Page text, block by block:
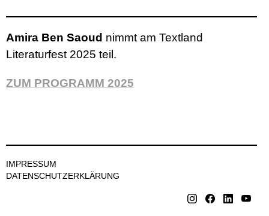
Amira Ben Saoud nimmt am Textland
Literaturfest 2025 teil.
ZUM PROGRAMM 2025
IMPRESSUM
DATENSCHUTZERKLÄRUNG